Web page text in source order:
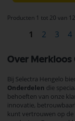
Producten 1 tot 20 van
U lees
1 Pagina
2 Pagina
3 4
Over
Bij Selectra Hengelo
Onderdelen die
behoeften van onze
innovatie,
kunt vertrouwen op de